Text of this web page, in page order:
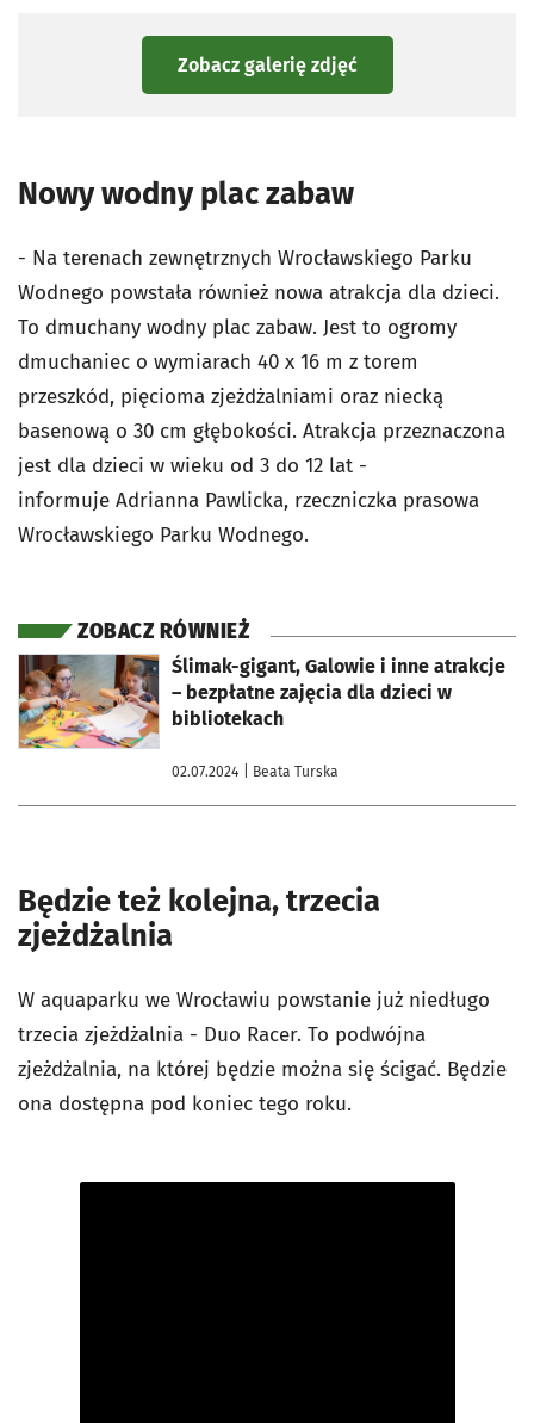
Zobacz galerię zdjęć
Nowy wodny plac zabaw
- Na terenach zewnętrznych Wrocławskiego Parku
Wodnego powstała również nowa atrakcja dla dzieci.
To dmuchany wodny plac zabaw. Jest to ogromy
dmuchaniec o wymiarach 40 x 16 m z torem
przeszkód, pięcioma zjeżdżalniami oraz niecką
basenową o 30 cm głębokości. Atrakcja przeznaczona
jest dla dzieci w wieku od 3 do 12 lat -
informuje Adrianna Pawlicka, rzeczniczka prasowa
Wrocławskiego Parku Wodnego.
ZOBACZ RÓWNIEŻ
Ślimak-gigant, Galowie i inne atrakcje
– bezpłatne zajęcia dla dzieci w
bibliotekach
02.07.2024 | Beata Turska
otworzy się w nowej karcie
Będzie też kolejna, trzecia
zjeżdżalnia
W aquaparku we Wrocławiu powstanie już niedługo
trzecia zjeżdżalnia - Duo Racer. To podwójna
zjeżdżalnia, na której będzie można się ścigać. Będzie
ona dostępna pod koniec tego roku.